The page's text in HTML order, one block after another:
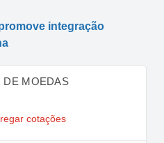
integração
DE MOEDAS
cotações